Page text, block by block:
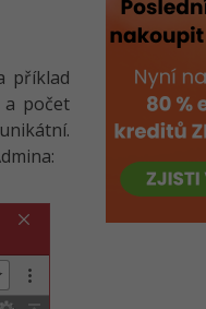
příklad
a počet